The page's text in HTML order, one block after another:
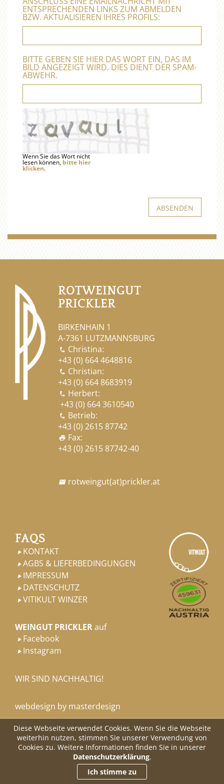
ENTSPRECHENDEN LINKS ZUM ABMELDEN
BZW. AKTUALISIEREN IHRES PROFILS:
BITTE GEBEN SIE HIER DAS WORT EIN, DAS IM
BILD ANGEZEIGT WIRD. DIES DIENT DER SPAM-
ABWEHR.
Wenn Sie das Wort nicht
lesen können, bitte hier
klicken.
ROTWEINGUT
PRICKLER
BIRKENHAIN 1
A-7361 LUTZMANNSBURG
 Christina:
+43 (0) 664 4648816
 Christian:
+43 (0) 664 8683919
 Herbert:
+43 (0) 664 3610540
 Betrieb:
+43 (0) 2615 87742
print Fax:
+43 (0) 2615 87742-40
 rotweingut(at)prickler.at
FAQS
 KONTAKT
 AGBS & LIEFERBEDINGUNGEN
 IMPRESSUM
 DATENSCHUTZ
 VITIKULT WINZER
WEINGUT PRICKLERauf
 Facebook
 Instagram
WIR SIND NACHHALTIG!
webdesign by masterdesign
Diese Webseite verwendet Cookies. Wenn Sie die Webseite
weiterhin nutzen, stimmen Sie unserer Verwendung von
Cookies zu. Weitere Informationen finden Sie in unserer
Datenschutzerklärung.
Ich stimme zu